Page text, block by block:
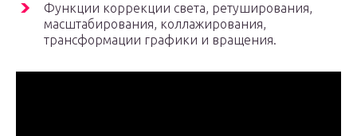
Функции коррекции света, ретуширования,
масштабирования, коллажирования,
трансформации графики и вращения.